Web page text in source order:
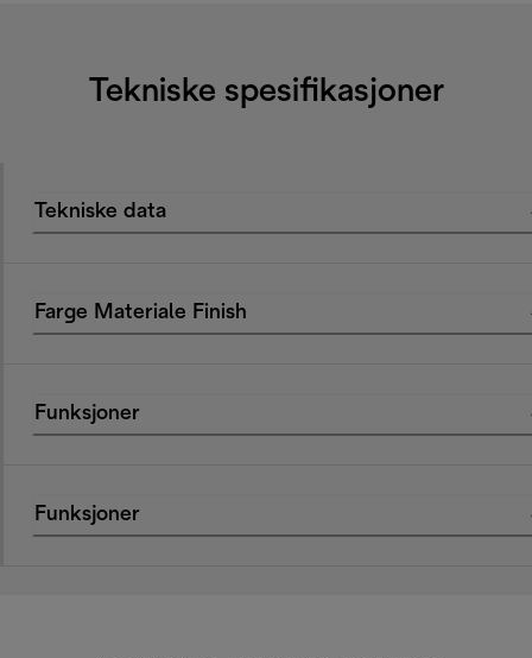
Tekniske spesifikasjoner
Tekniske data
Farge Materiale Finish
Funksjoner
Funksjoner